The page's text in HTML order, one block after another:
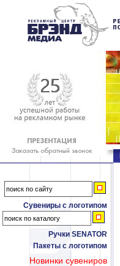
Сувениры с логотипом
Ручки SENATOR
Пакеты с логотипом
Новинки сувениров